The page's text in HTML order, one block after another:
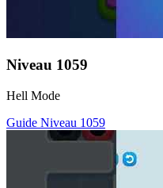
Niveau 1059
Hell Mode
Guide Niveau 1059